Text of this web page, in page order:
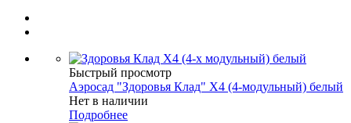
Быстрый просмотр
Аэросад "Здоровья Клад" Х4 (4-модульный) белый
Нет в наличии
Подробнее